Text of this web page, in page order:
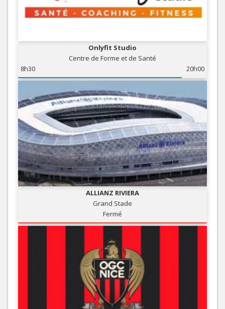
Onlyfit Studio
Centre de Forme et de Santé
8h30
20h00
ALLIANZ RIVIERA
Grand Stade
Fermé